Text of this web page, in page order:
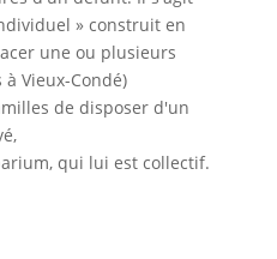
» construit en
une ou plusieurs
Vieux-Condé)
de disposer d'un
qui lui est collectif.